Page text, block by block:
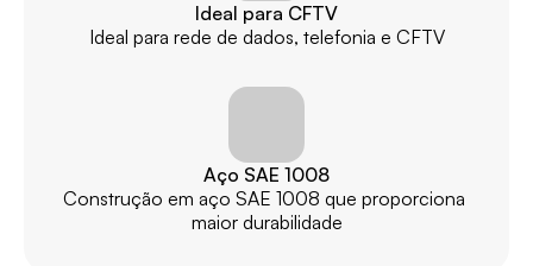
Ideal para CFTV
Ideal para rede de dados, telefonia e CFTV
Aço SAE 1008
Construção em aço SAE 1008 que proporciona
maior durabilidade